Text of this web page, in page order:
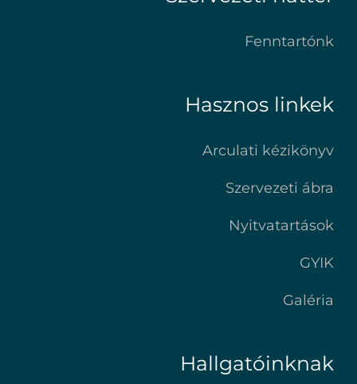
Fenntartónk
Hasznos linkek
Arculati kézikönyv
Szervezeti ábra
Nyitvatartások
GYIK
Galéria
Hallgatóinknak